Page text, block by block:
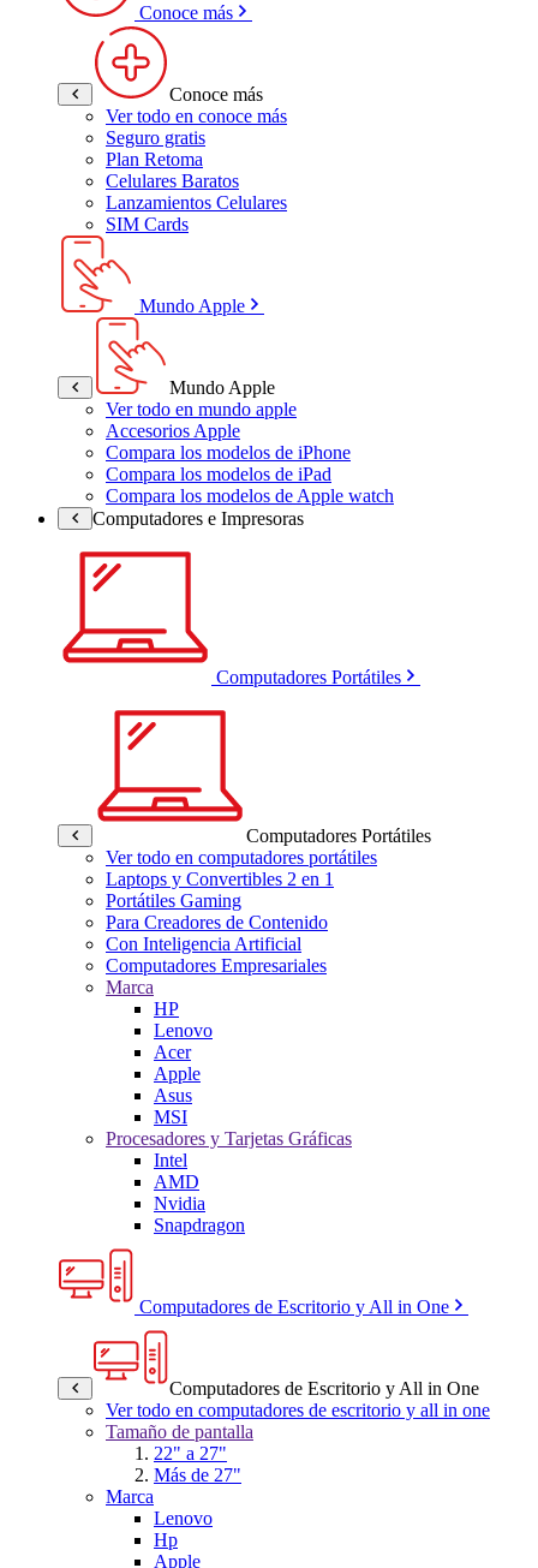
Conoce más
Conoce más
Ver todo en conoce más
Seguro gratis
Plan Retoma
Celulares Baratos
Lanzamientos Celulares
SIM Cards
Mundo Apple
Mundo Apple
Ver todo en mundo apple
Accesorios Apple
Compara los modelos de iPhone
Compara los modelos de iPad
Compara los modelos de Apple watch
Computadores e Impresoras
Computadores Portátiles
Computadores Portátiles
Ver todo en computadores portátiles
Laptops y Convertibles 2 en 1
Portátiles Gaming
Para Creadores de Contenido
Con Inteligencia Artificial
Computadores Empresariales
Marca
HP
Lenovo
Acer
Apple
Asus
MSI
Procesadores y Tarjetas Gráficas
Intel
AMD
Nvidia
Snapdragon
Computadores de Escritorio y All in One
Computadores de Escritorio y All in One
Ver todo en computadores de escritorio y all in one
Tamaño de pantalla
22" a 27"
Más de 27"
Marca
Lenovo
Hp
Apple